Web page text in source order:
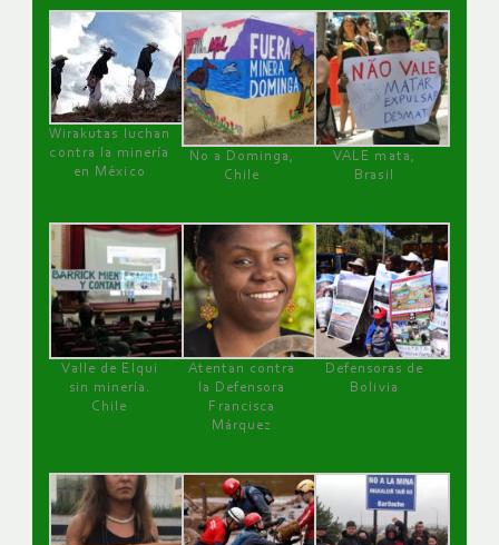
Wirakutas luchan
contra la minería
en México
No a Dominga,
Chile
VALE mata,
Brasil
Valle de Elqui
sin minería.
Chile
Atentan contra
la Defensora
Francisca
Márquez
Defensoras de
Bolivia